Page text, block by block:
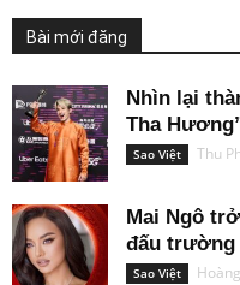
Bài mới đăng
Nhìn lại
Tha
Sao Việt Thu
Mai Ngô
đấu trường
Sao Việt